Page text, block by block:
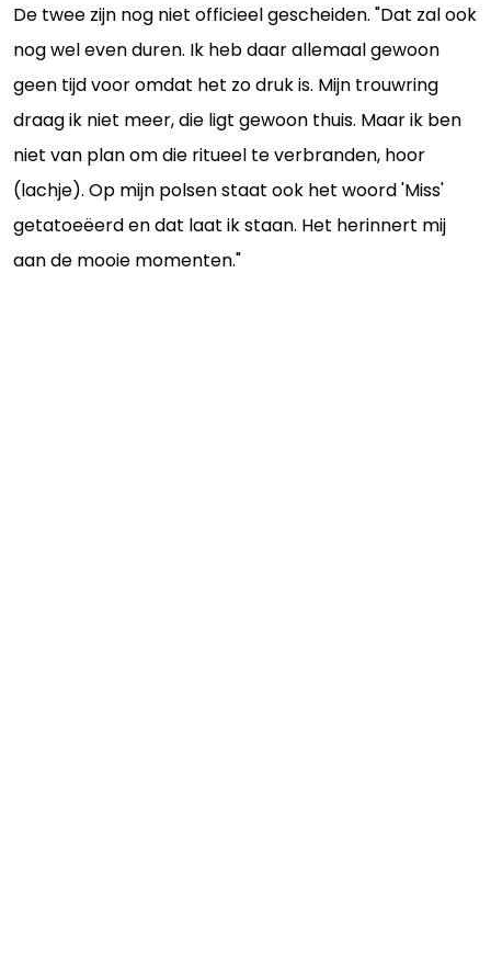
De twee zijn nog niet officieel gescheiden. "Dat zal ook
nog wel even duren. Ik heb daar allemaal gewoon
geen tijd voor omdat het zo druk is. Mijn trouwring
draag ik niet meer, die ligt gewoon thuis. Maar ik ben
niet van plan om die ritueel te verbranden, hoor
(lachje). Op mijn polsen staat ook het woord 'Miss'
getatoeëerd en dat laat ik staan. Het herinnert mij
aan de mooie momenten."